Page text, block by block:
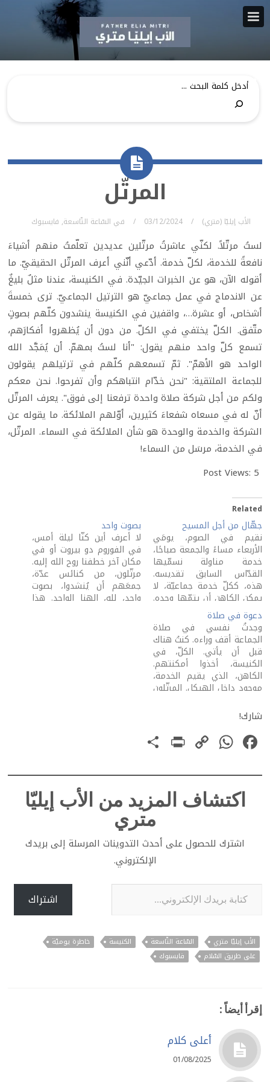
المرتّل
الأب إيليّا (متري) 03/12/2024 في السّاعة التّاسعة, فايسبوك
لستُ مرتّلاً. لكنّي عاشرتُ مرتّلين عديدين تعلّمتُ منهم أشياءَ
نافعةً للخدمة، لكلّ خدمة. أدّعي أنّني أعرف المرتّل الحقيقيّ. ما
أقوله الآن، هو عن الخبرات الجيّدة. في الكنيسة، عندنا مثلٌ بليغٌ
عن الاندماج في عمل جماعيّ هو الترتيل الجماعيّ. ترى خمسةَ
أشخاص، أو عشرة…، واقفين في الكنيسة ينشدون كلّهم بصوتٍ
متّفق. الكلّ يختفي في الكلّ. من دون أن يُظهروا أفكارَهم،
تسمع كلّ واحد منهم يقول: "أنا لستُ بمهمّ. أن يُمَجَّد الله
الواحد هو الأهمّ". ثمّ تسمعهم كلّهم في ترتيلهم يقولون
للجماعة الملتقية: "نحن خدّام انتباهكم وأن تفرحوا. نحن معكم
ولكم من أجل شركة صلاة واحدة ترفعنا إلى فوق". يعرف المرتّل
أنّ له في مسعاه شفعاءَ كثيرين، أوّلهم الملائكة. ما يقوله عن
الشركة والخدمة والوحدة هو شأن الملائكة في السماء. المرتّل،
في الخدمة، مرسَل من السماء!
Post Views: 5
Related
جهّال من أجل المسيح
نقيم في الصوم، يومَي
الأربعاء مساءً والجمعة صباحًا،
خدمة مناولة نسمّيها
القدّاس السابق تقديسه.
هذه، ككلّ خدمة جماعيّة، لا
يمكن الكاهن أن يتمّها وحده.
يحتاج إلى إخوة يشاركون في
أدائها بينهم، على الأقلّ،
مرتّل وقارئ وخادم هيكل.
أعرف كهنةً عديدين باتوا
يصرّون على إقامة الخدمة في
اليومَين، على صعوبة
إقامتها…
بصوت واحد
لا أعرف أين كنّا ليلة أمس،
في الفوروم دو بيروت أو في
مكان آخر خطفنا روح الله إليه.
مرتّلون، من كنائس عدّة،
جمعَهم أن يُنشدوا، بصوت
واحد، لله، إلهنا الواحد. هذا
دعوة في صلاة
وجدتُ نفسي في صلاة
الجماعة أقف وراءه. كنتُ هناك
قبل أن يأتي. الكلّ، في
الكنيسة، أخذوا أمكنتهم.
الكاهن، الذي يقيم الخدمة،
موجود داخل الهيكل. المرتّلون
يتوزّعون كلٌّ منهم على
مقعد. كانت الكلمات الجديدة
تتصاعد من هنا ومن هناك.
في تراثنا الكنسيّ، الإنسان
يرفعها…
شارك!
Facebook
WhatsApp
Copy
PrintFriendly
اكتشاف المزيد من الأب إيليّا
متري
اشترك للحصول على أحدث التدوينات المرسلة إلى بريدك
الإلكتروني.
كتابة بريدك الإلكتروني...
اشتراك
الأب إيليّا متري السّاعة التّاسعة الكنيسة
خاطرة يوميّة
على طريق السّلام
فايسبوك
إقرأ أيضاً :
أعلى كلام
01/08/2025